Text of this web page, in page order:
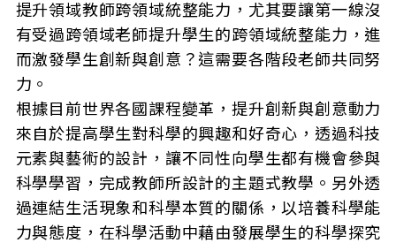
提升領域教師跨領域統整能力，尤其要讓第一線沒
有受過跨領域老師提升學生的跨領域統整能力，進
而激發學生創新與創意？這需要各階段老師共同努
力。
根據目前世界各國課程變革，提升創新與創意動力
來自於提高學生對科學的興趣和好奇心，透過科技
元素與藝術的設計，讓不同性向學生都有機會參與
科學學習，完成教師所設計的主題式教學。另外透
過連結生活現象和科學本質的關係，以培養科學能
力與態度，在科學活動中藉由發展學生的科學探究